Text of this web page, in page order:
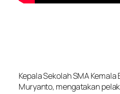
Kepala Sekolah SMA Kemala
Muryanto, mengatakan